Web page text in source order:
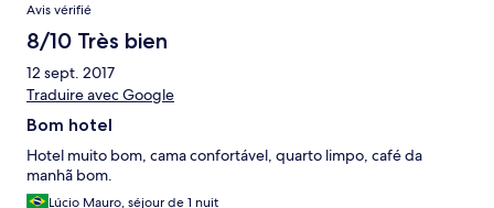
Avis vérifié
8/10 Très bien
12 sept. 2017
Traduire avec Google
Bom hotel
Hotel muito bom, cama confortável, quarto limpo, café da
manhã bom.
Lúcio Mauro, séjour de 1 nuit